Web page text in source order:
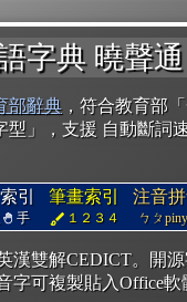
字典 曉聲通
部辭典 ，符合教育部
」，支援 自動斷詞
引
手
筆畫索引
１２３４
注音
ㄅㄆ
漢雙解CEDICT。開
字可複製貼入Office